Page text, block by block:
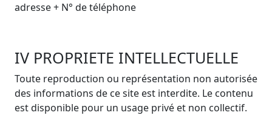
adresse + N° de téléphone
IV PROPRIETE INTELLECTUELLE
Toute reproduction ou représentation non autorisée
des informations de ce site est interdite. Le contenu
est disponible pour un usage privé et non collectif.